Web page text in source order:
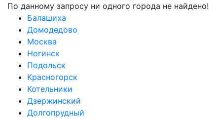
По данному запросу ни одного города не найдено!
Балашиха
Домодедово
Москва
Ногинск
Подольск
Красногорск
Котельники
Дзержинский
Долгопрудный